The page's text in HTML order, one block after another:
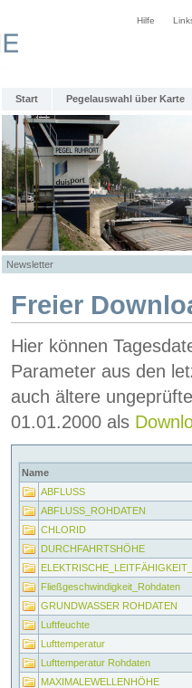
Hilfe
Start Pegelauswahl über Karte
Newsletter
Freier
Hier können
Parameter aus den
auch ältere
01.01.2000 als
Name
ABFLUSS
ABFLUSS_ROHDATEN
CHLORID
DURCHFAHRTSHÖHE
Fließgeschwindigkeit_Rohdaten
GRUNDWASSER ROHDATEN
Luftfeuchte
Lufttemperatur
Lufttemperatur Rohdaten
MAXIMALEWELLENHÖHE